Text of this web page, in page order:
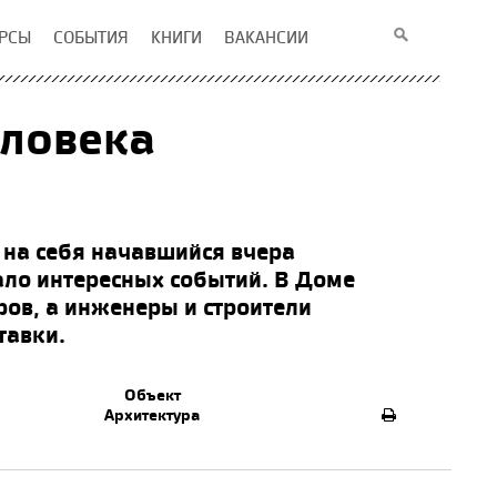
СОБЫТИЯ КНИГИ ВАКАНСИИ
себя начавшийся вчера
интересных событий. В Доме
а инженеры и строители
Объект
Архитектура